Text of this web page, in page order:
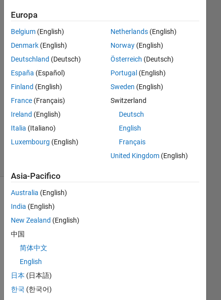
Loren99
4 Giu
2022
Risposte
Risposta
accettata
Aggiornato
5 Giu 2022
23
hav
e
Europa
Belgium (English)
Denmark (English)
Deutschland (Deutsch)
España (Español)
Finland (English)
France (Français)
Ireland (English)
Italia (Italiano)
Luxembourg (English)
Netherlands(English)
Norway(English)
Österreich (Deutsch)
Portugal (English)
Sweden (English)
Switzerland
Deutsch
English
Français
United Kingdom(English)
Asia-Pacifico
Australia (English)
India (English)
New Zealand (English)
中国
简体中文
English
日本 (日本語)
한국 (한국어)